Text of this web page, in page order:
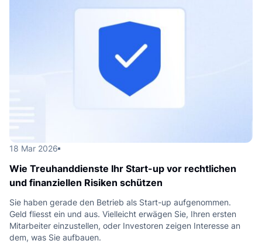
18 Mar 2026
Wie Treuhanddienste Ihr Start-up vor rechtlichen
und finanziellen Risiken schützen
Sie haben gerade den Betrieb als Start-up aufgenommen.
Geld fliesst ein und aus. Vielleicht erwägen Sie, Ihren ersten
Mitarbeiter einzustellen, oder Investoren zeigen Interesse an
dem, was Sie aufbauen.